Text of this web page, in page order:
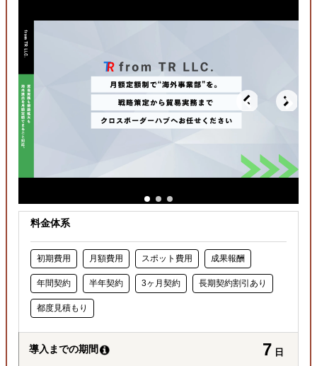
料金体系
初期費用 月額費用 スポット費用 成果報酬
年間契約 半年契約 3ヶ月契約 長期契約割引あり
都度見積もり
導入までの期間 7 日